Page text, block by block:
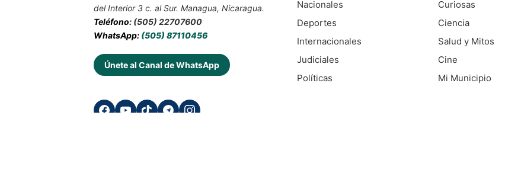
del Interior 3 c. al Sur. Managua, Nicaragua.
Teléfono: (505) 22707600
WhatsApp: (505) 87110456
Únete al Canal de WhatsApp
Nacionales
Deportes
Internacionales
Judiciales
Políticas
Curiosas
Ciencia
Salud y Mitos
Cine
Mi Municipio